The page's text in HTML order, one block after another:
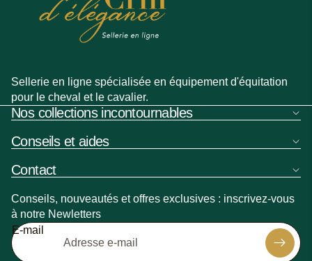
Sellerie en ligne spécialisée en équipement d'équitation
pour le cheval et le cavalier.
Nos collections incontournables
Conseils et aides
Contact
Conseils, nouveautés et offres exclusives : inscrivez-vous
à notre Newletters
E-mail
Politique de remboursement
Politique de confidentialité